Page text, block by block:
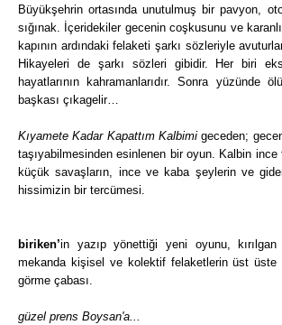
Büyükşehrin ortasında unutulmuş bir pavyon,
sığınak. İçeridekiler gecenin coşkusunu ve
kapının ardındaki felaketi şarkı sözleriyle
Hikayeleri de şarkı sözleri gibidir. Her biri
hayatlarının kahramanlarıdır. Sonra yüzünde
başkası çıkagelir…
Kıyamete Kadar Kapattım Kalbimi geceden;
taşıyabilmesinden esinlenen bir oyun. Kalbin ince
küçük savaşların, ince ve kaba şeylerin ve
hissimizin bir tercümesi.
biriken’in yazıp yönettiği yeni oyunu, kırılgan
mekanda kişisel ve kolektif felaketlerin üst üste
görme çabası.
güzel prens Boysan'a...